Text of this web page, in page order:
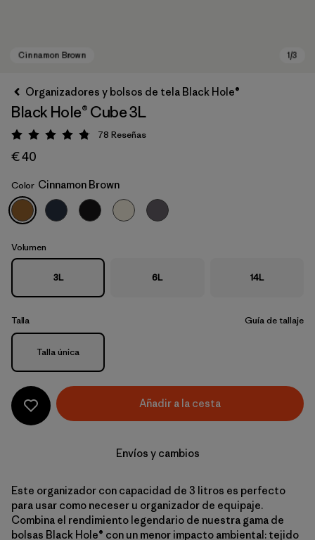
Cinnamon Brown
Organizadores y bolsos de tela Black Hole®
Black Hole® Cube 3L
Puntuación: 4.8 / 5
78 Reseñas
€ 40
Color Cinnamon Brown
Volumen
3L 6L 14L
Talla Guía de tallaje
Talla
Talla única
Añadir a la cesta
Envíos y cambios
Este organizador con capacidad de 3 litros es perfecto
para usar como neceser u organizador de equipaje.
Combina el rendimiento legendario de nuestra gama de
bolsas Black Hole® con un menor impacto ambiental: tejido